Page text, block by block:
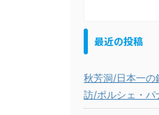
最近の投稿
秋芳洞/日本一の
訪/ポルシェ・パ